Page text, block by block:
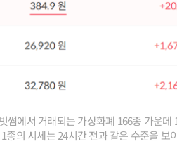
에서 거래되는 가상화폐 166종 가운데
의 시세는 24시간 전과 같은 수준을 보